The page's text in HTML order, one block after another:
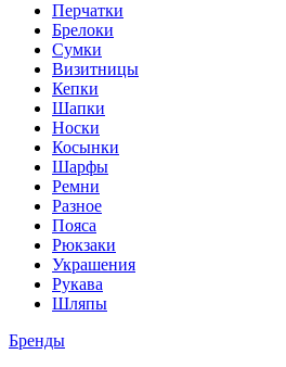
Перчатки
Брелоки
Сумки
Визитницы
Кепки
Шапки
Носки
Косынки
Шарфы
Ремни
Разное
Пояса
Рюкзаки
Украшения
Рукава
Шляпы
Бренды